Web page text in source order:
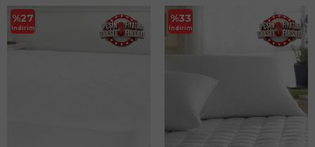
%27
İndirim
%33
İndirim